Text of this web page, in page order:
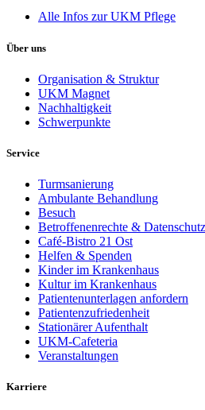
Alle Infos zur UKM Pflege
Über uns
Organisation & Struktur
UKM Magnet
Nachhaltigkeit
Schwerpunkte
Service
Turmsanierung
Ambulante Behandlung
Besuch
Betroffenenrechte &
Café-Bistro 21 Ost
Helfen & Spenden
Kinder im Krankenhaus
Kultur im Krankenhaus
Patientenunterlagen anfordern
Patientenzufriedenheit
Stationärer Aufenthalt
UKM-Cafeteria
Veranstaltungen
Karriere